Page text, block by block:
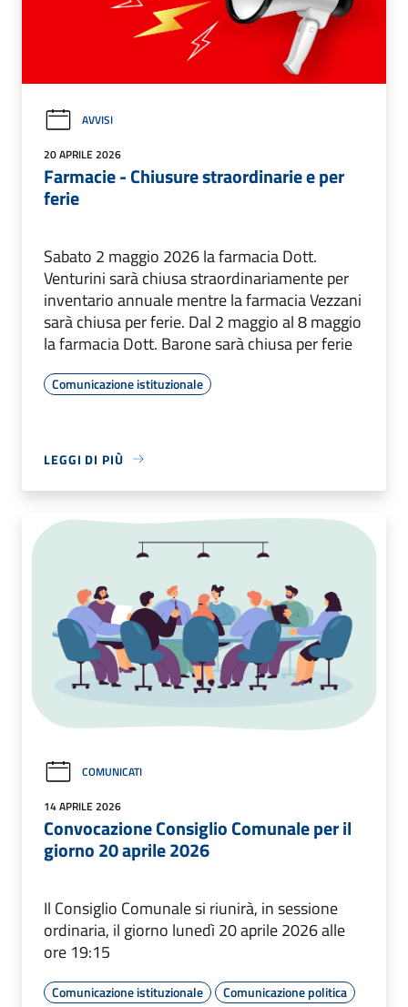
AVVISI
20 APRILE 2026
Farmacie - Chiusure straordinarie e per
ferie
Sabato 2 maggio 2026 la farmacia Dott.
Venturini sarà chiusa straordinariamente per
inventario annuale mentre la farmacia Vezzani
sarà chiusa per ferie. Dal 2 maggio al 8 maggio
la farmacia Dott. Barone sarà chiusa per ferie
Comunicazione istituzionale
LEGGI DI PIÙ
COMUNICATI
14 APRILE 2026
Convocazione Consiglio Comunale per il
giorno 20 aprile 2026
Il Consiglio Comunale si riunirà, in sessione
ordinaria, il giorno lunedì 20 aprile 2026 alle
ore 19:15
Comunicazione istituzionale Comunicazione politica